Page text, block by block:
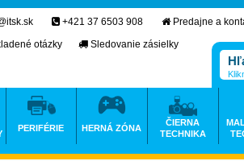
+421 37 6503 908
Predajne a
otázky
Sledovanie zásielky
PERIFÉRIE HERNÁ ZÓNA
ČIERNA
TECHNIKA